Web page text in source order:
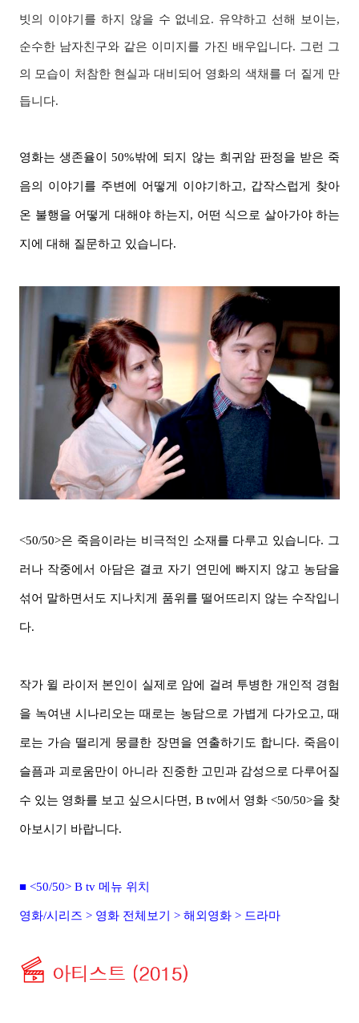
빗의 이야기를 하지 않을 수 없네요. 유약하고 선해 보이는,
순수한 남자친구와 같은 이미지를 가진 배우입니다. 그런 그
의 모습이 처참한 현실과 대비되어 영화의 색채를 더 짙게 만
듭니다.
영화는 생존율이 50%밖에 되지 않는 희귀암 판정을 받은 죽
음의 이야기를 주변에 어떻게 이야기하고, 갑작스럽게 찾아
온 불행을 어떻게 대해야 하는지, 어떤 식으로 살아가야 하는
지에 대해 질문하고 있습니다.
<50/50>은 죽음이라는 비극적인 소재를 다루고 있습니다. 그
러나 작중에서 아담은 결코 자기 연민에 빠지지 않고 농담을
섞어 말하면서도 지나치게 품위를 떨어뜨리지 않는 수작입니
다.
작가 윌 라이저 본인이 실제로 암에 걸려 투병한 개인적 경험
을 녹여낸 시나리오는 때로는 농담으로 가볍게 다가오고, 때
로는 가슴 떨리게 뭉클한 장면을 연출하기도 합니다. 죽음이
슬픔과 괴로움만이 아니라 진중한 고민과 감성으로 다루어질
수 있는 영화를 보고 싶으시다면, B tv에서 영화 <50/50>을 찾
아보시기 바랍니다.
■ <50/50> B tv 메뉴 위치
영화/시리즈 > 영화 전체보기 > 해외영화 > 드라마